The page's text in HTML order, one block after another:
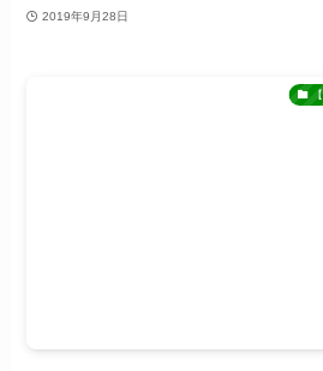
2019年9月28日